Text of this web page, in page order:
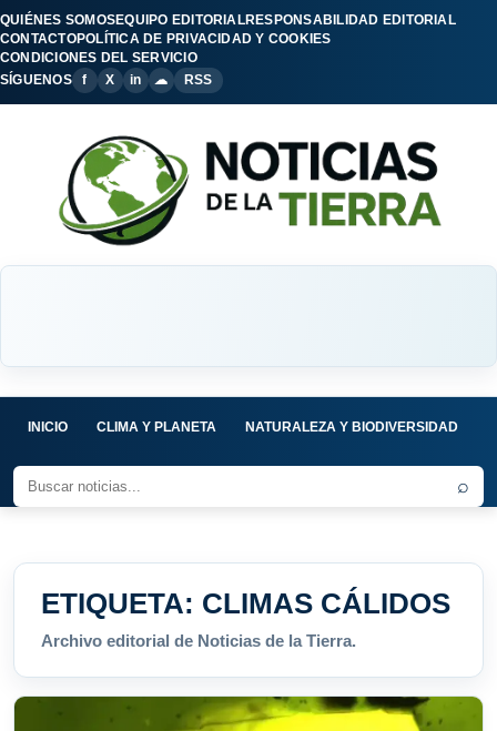
QUIÉNES SOMOSEQUIPO EDITORIALRESPONSABILIDAD EDITORIAL
CONTACTOPOLÍTICA DE PRIVACIDAD Y COOKIES
CONDICIONES DEL SERVICIO
SÍGUENOS
f X in ☁ RSS
INICIO CLIMA Y PLANETA NATURALEZA Y BIODIVERSIDAD
⌕
ETIQUETA: CLIMAS CÁLIDOS
Archivo editorial de Noticias de la Tierra.